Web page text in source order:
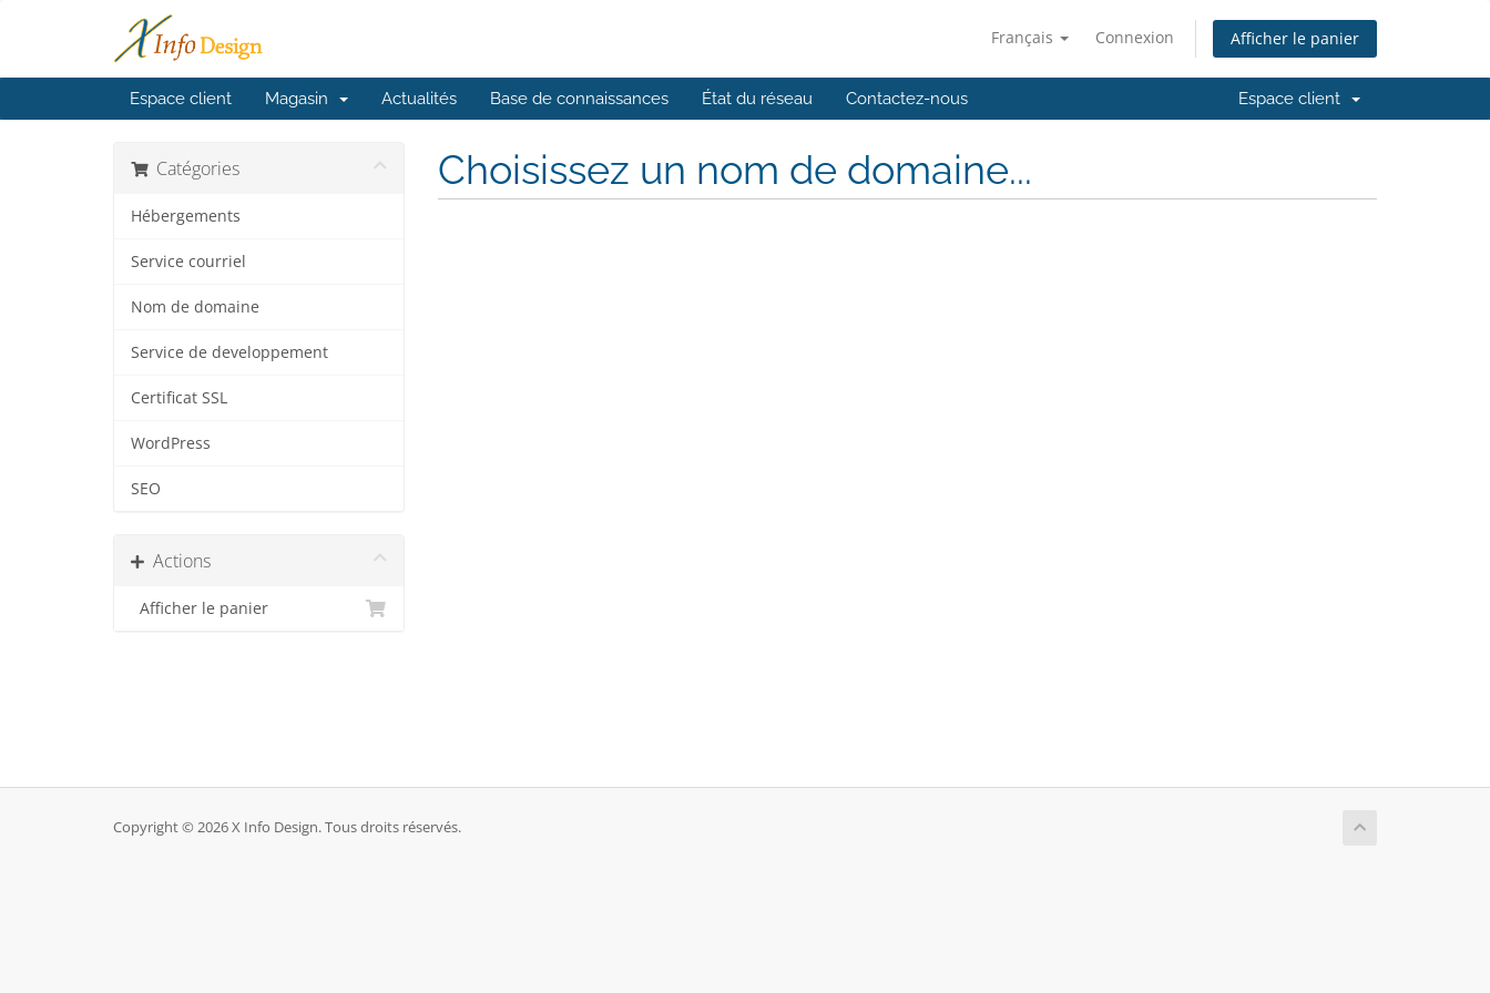
Français Connexion Afficher le panier
Espace client Magasin Actualités Base de connaissances État du réseau Contactez-nous Espace client
Catégories
Hébergements
Service courriel
Nom de domaine
Service de developpement
Certificat SSL
WordPress
SEO
Actions
Afficher le panier
Choisissez un nom de domaine...
Copyright © 2026 X Info Design. Tous droits réservés.